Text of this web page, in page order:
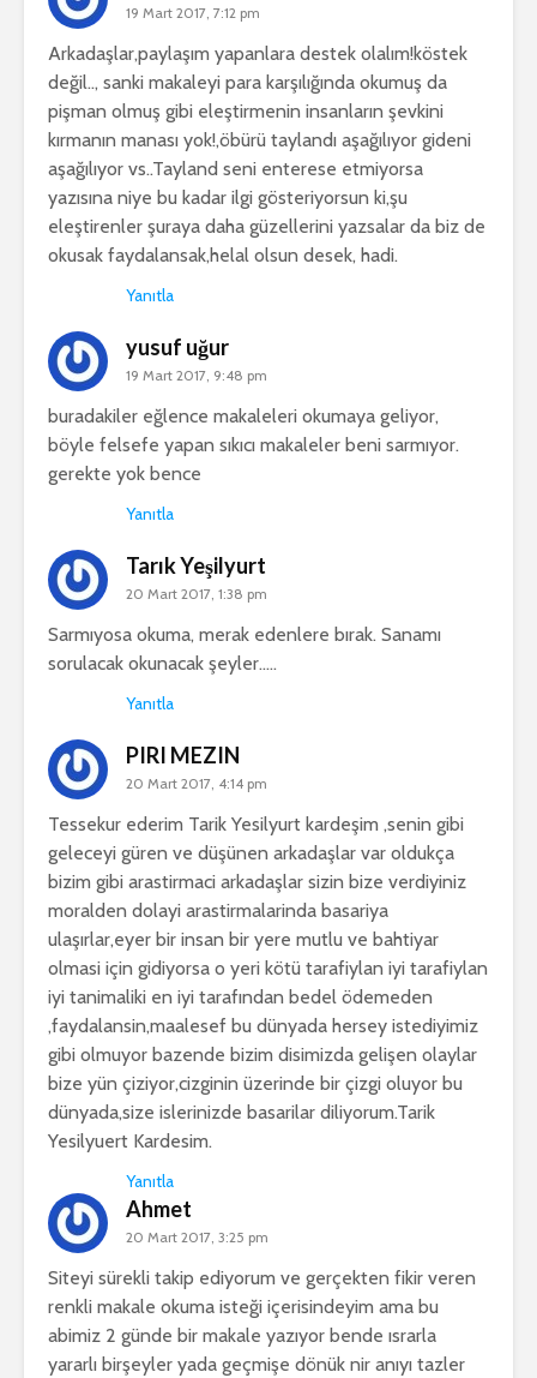
19 Mart 2017, 7:12 pm
Arkadaşlar,paylaşım yapanlara destek olalım!köstek
değil.., sanki makaleyi para karşılığında okumuş da
pişman olmuş gibi eleştirmenin insanların şevkini
kırmanın manası yok!,öbürü taylandı aşağılıyor gideni
aşağılıyor vs..Tayland seni enterese etmiyorsa
yazısına niye bu kadar ilgi gösteriyorsun ki,şu
eleştirenler şuraya daha güzellerini yazsalar da biz de
okusak faydalansak,helal olsun desek, hadi.
Yanıtla
yusuf uğur
19 Mart 2017, 9:48 pm
buradakiler eğlence makaleleri okumaya geliyor,
böyle felsefe yapan sıkıcı makaleler beni sarmıyor.
gerekte yok bence
Yanıtla
Tarık Yeşilyurt
20 Mart 2017, 1:38 pm
Sarmıyosa okuma, merak edenlere bırak. Sanamı
sorulacak okunacak şeyler…..
Yanıtla
PIRI MEZIN
20 Mart 2017, 4:14 pm
Tessekur ederim Tarik Yesilyurt kardeşim ,senin gibi
geleceyi güren ve düşünen arkadaşlar var oldukça
bizim gibi arastirmaci arkadaşlar sizin bize verdiyiniz
moralden dolayi arastirmalarinda basariya
ulaşırlar,eyer bir insan bir yere mutlu ve bahtiyar
olmasi için gidiyorsa o yeri kötü tarafiylan iyi tarafiylan
iyi tanimaliki en iyi tarafından bedel ödemeden
,faydalansin,maalesef bu dünyada hersey istediyimiz
gibi olmuyor bazende bizim disimizda gelişen olaylar
bize yün çiziyor,cizginin üzerinde bir çizgi oluyor bu
dünyada,size islerinizde basarilar diliyorum.Tarik
Yesilyuert Kardesim.
Yanıtla
Ahmet
20 Mart 2017, 3:25 pm
Siteyi sürekli takip ediyorum ve gerçekten fikir veren
renkli makale okuma isteği içerisindeyim ama bu
abimiz 2 günde bir makale yazıyor bende ısrarla
yararlı birşeyler yada geçmişe dönük nir anıyı tazler